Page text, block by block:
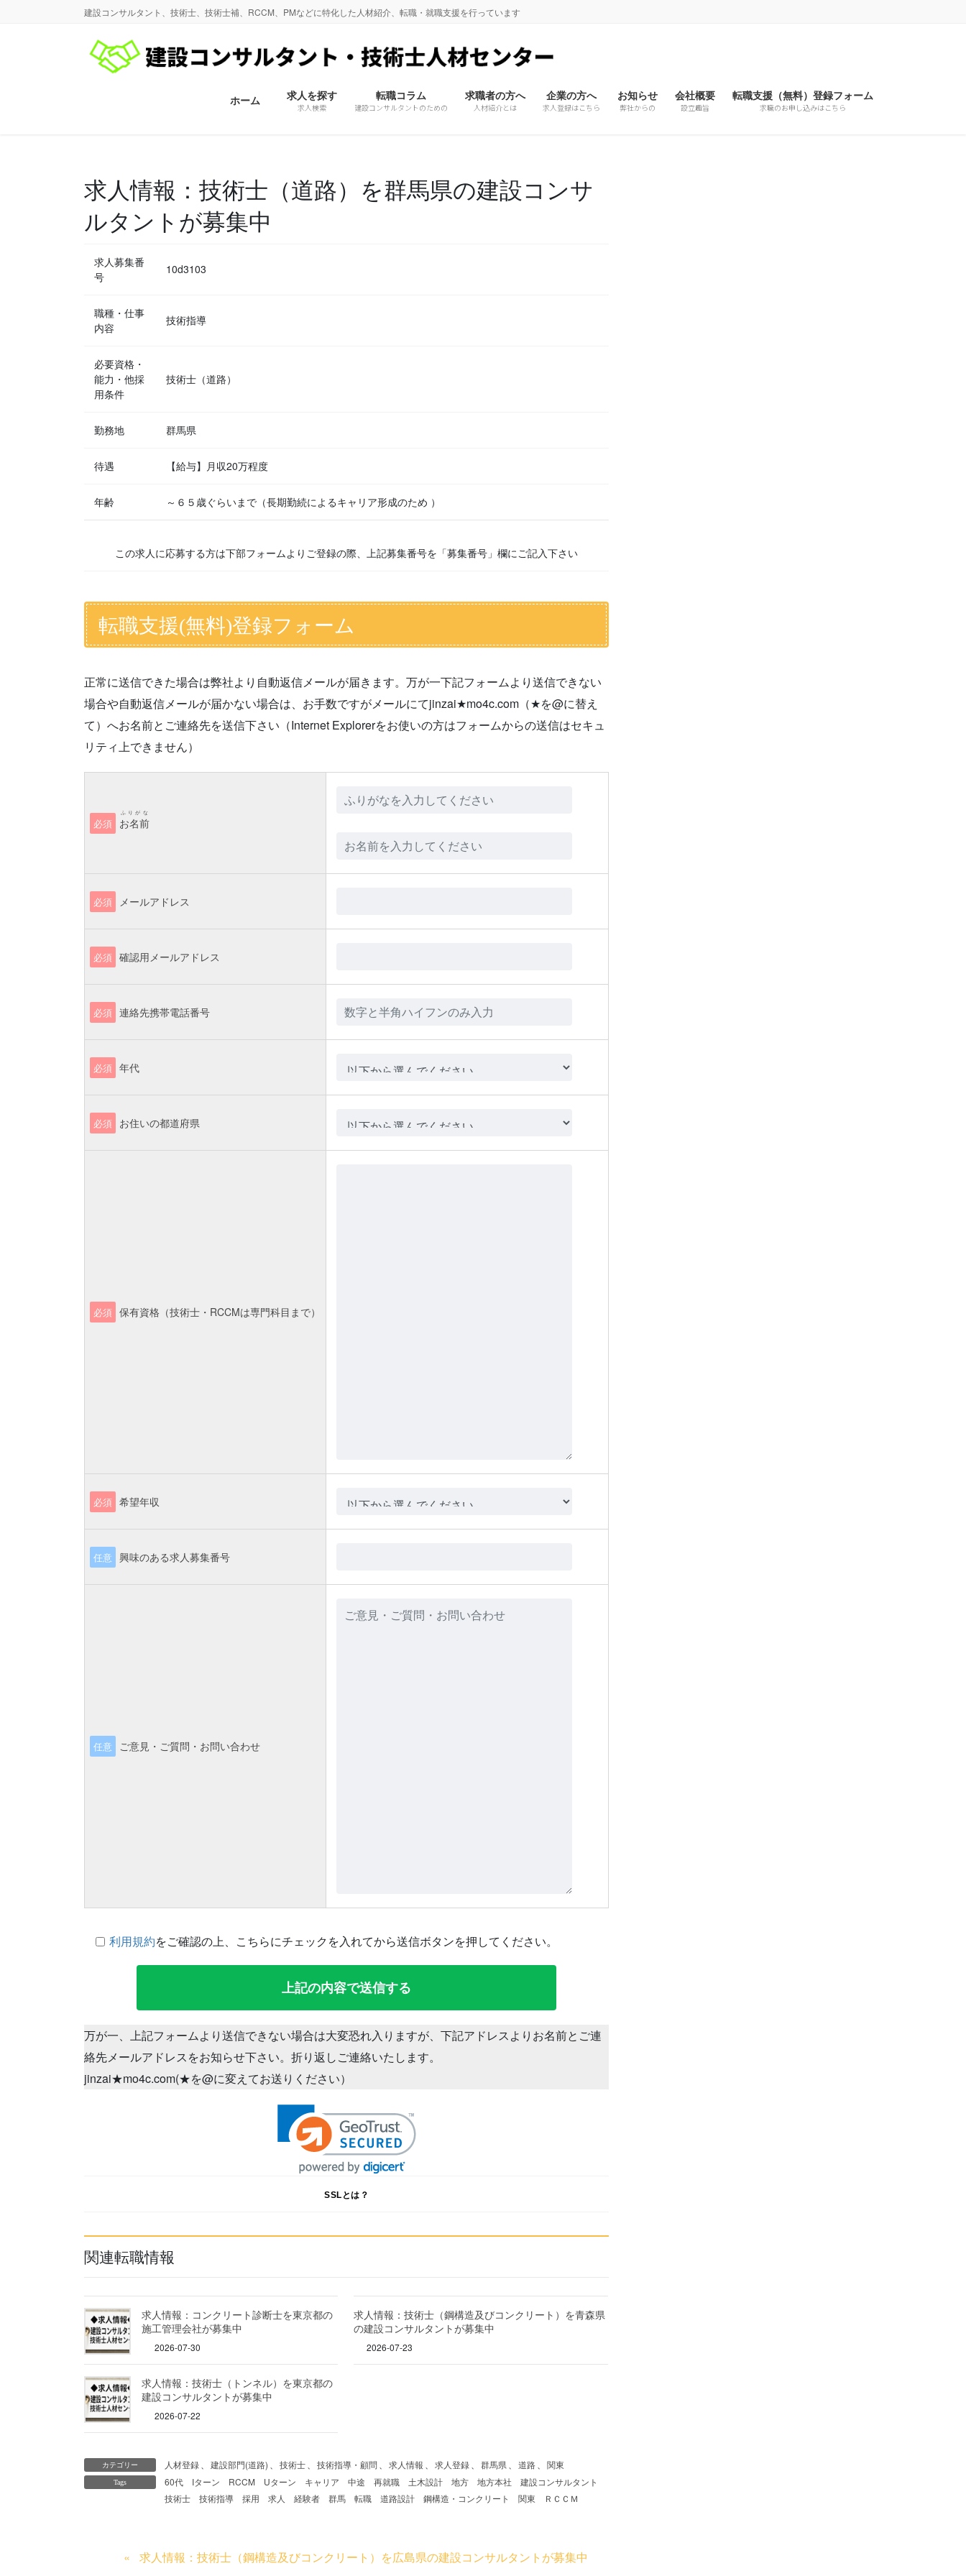
建設コンサルタント、技術士、技術士補、RCCM、PMなどに特化した人材紹介、転職・就職支援を行っています
ホーム 求人を探す
求人検索
転職コラム
建設コンサルタントのための
求職者の方へ
人材紹介とは
企業の方へ
求人登録はこちら
お知らせ
弊社からの
会社概要
設立趣旨
転職支援（無料）登録フォーム
求職のお申し込みはこちら
求人情報：技術士（道路）を群馬県の建設コンサ
ルタントが募集中
求人募集番
号
10d3103
職種・仕事
内容
技術指導
必要資格・
能力・他採
用条件
技術士（道路）
勤務地 群馬県
待遇 【給与】月収20万程度
年齢 ～６５歳ぐらいまで（長期勤続によるキャリア形成のため ）
この求人に応募する方は下部フォームよりご登録の際、上記募集番号を「募集番号」欄にご記入下さい
転職支援(無料)登録フォーム
正常に送信できた場合は弊社より自動返信メールが届きます。万が一下記フォームより送信できない
場合や自動返信メールが届かない場合は、お手数ですがメールにてjinzai★mo4c.com（★を@に替え
て）へお名前とご連絡先を送信下さい（Internet Explorerをお使いの方はフォームからの送信はセキュ
リティ上できません）
必須 お名前
ふりがな
必須 メールアドレス
必須 確認用メールアドレス
必須 連絡先携帯電話番号
必須 年代
必須 お住いの都道府県
必須 保有資格（技術士・RCCMは専門科目まで）
必須 希望年収
任意 興味のある求人募集番号
任意 ご意見・ご質問・お問い合わせ
利用規約をご確認の上、こちらにチェックを入れてから送信ボタンを押してください。
万が一、上記フォームより送信できない場合は大変恐れ入りますが、下記アドレスよりお名前とご連
絡先メールアドレスをお知らせ下さい。折り返しご連絡いたします。
jinzai★mo4c.com(★を@に変えてお送りください）
SSLとは？
関連転職情報
求人情報：コンクリート診断士を東京都の
施工管理会社が募集中
2026-07-30
求人情報：技術士（鋼構造及びコンクリート）を青森県
の建設コンサルタントが募集中
2026-07-23
求人情報：技術士（トンネル）を東京都の
建設コンサルタントが募集中
2026-07-22
カテゴリー 人材登録 建設部門(道路) 技術士 技術指導・顧問 求人情報 求人登録 群馬県 道路 関東
Tags 60代 Iターン RCCM Uターン キャリア 中途 再就職 土木設計 地方 地方本社
建設コンサルタント
技術士
技術指導 採用 求人 経験者 群馬 転職 道路設計 鋼構造・コンクリート 関東 ＲＣＣＭ
求人情報：技術士（鋼構造及びコンクリート）を広島県の建設コンサルタントが募集中